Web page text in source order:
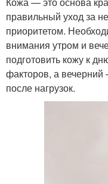
правильный уход за
приоритетом.
внимания утром и
подготовить кожу к
факторов, а
после нагрузок.